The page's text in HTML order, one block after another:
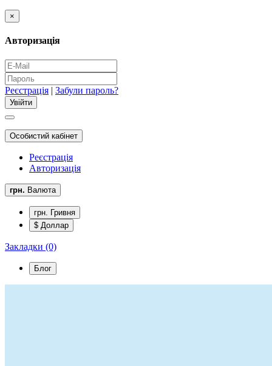
×
Авторизація
Реєстрація | Забули пароль?
Особистий кабінет
Реєстрація
Авторизація
грн. Валюта
грн. Гривня
$ Доллар
Закладки (0)
Блог